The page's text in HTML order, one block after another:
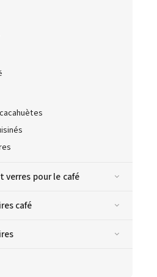
verres pour le café
café